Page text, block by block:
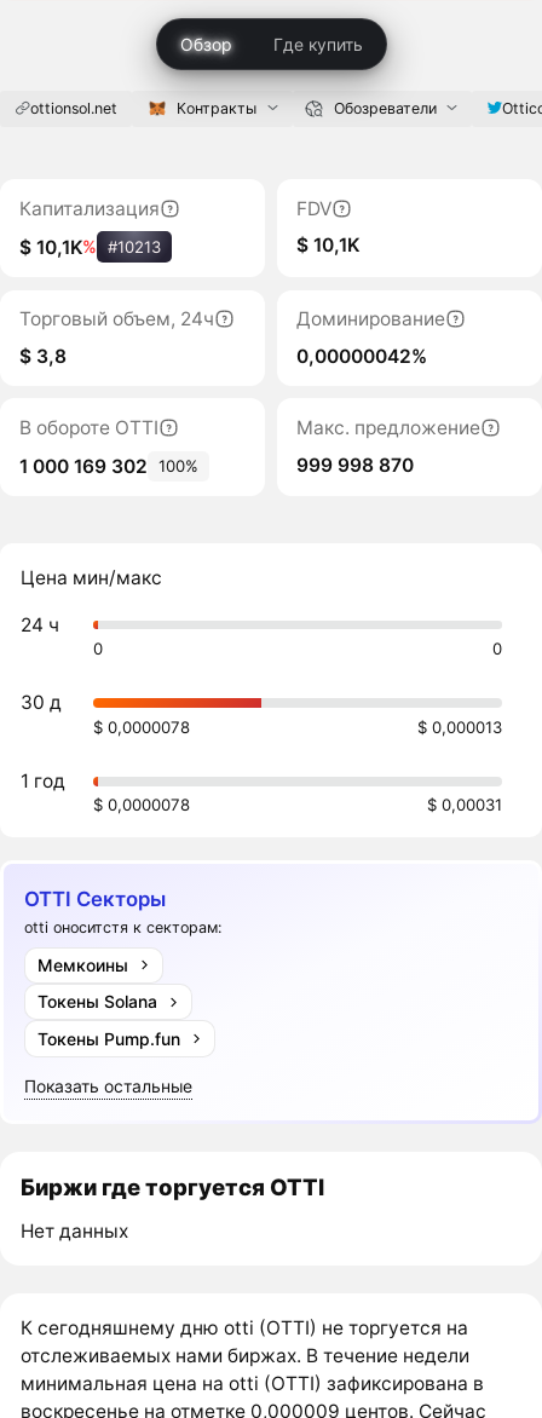
Обзор Где купить
ottionsol.net Контракты Обозреватели
Капитализация
$ 10,1K% #10213
FDV
$ 10,1K
Торговый объем, 24ч
$ 3,8
Доминирование
0,00000042%
В обороте OTTI
1 000 169 302
100%
Макс. предложение
999 998 870
Цена мин/макс
24 ч
0 0
30 д
$ 0,0000078 $ 0,000013
1 год
$ 0,0000078 $ 0,00031
OTTI Секторы
otti оноситстя к секторам:
Мемкоины
Токены Solana
Токены Pump.fun
Показать остальные
Биржи где торгуется OTTI
Нет данных
К сегодняшнему дню otti (OTTI) не торгуется на
отслеживаемых нами биржах. В течение недели
минимальная цена на otti (OTTI) зафиксирована в
воскресенье на отметке 0,000009 центов. Сейчас